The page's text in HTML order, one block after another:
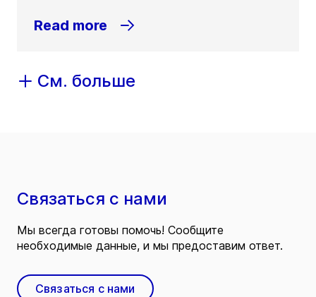
Read more
См. больше
Связаться с нами
Мы всегда готовы помочь! Сообщите
необходимые данные, и мы предоставим ответ.
Связаться с нами